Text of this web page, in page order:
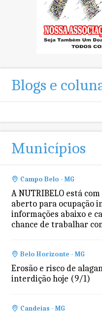
Blogs e
Municípios
Campo Belo - MG
A NUTRIBELO está
aberto para ocupação
informações abaixo e
chance de trabalhar
Belo Horizonte - MG
Erosão e risco de
interdição hoje (9/1)
Candeias - MG